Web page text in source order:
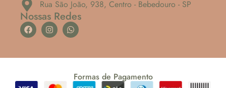
Rua São João, 938, Centro - Bebedouro - SP
Nossas Redes
Formas de Pagamento